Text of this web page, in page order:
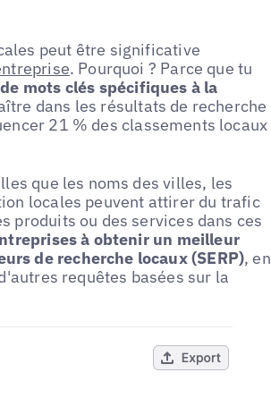
peut être significative
. Pourquoi ? Parce que tu
mots clés spécifiques à la
dans les résultats de recherche
21 % des classements locaux
que les noms des villes, les
locales peuvent attirer du trafic
produits ou des services dans ces
à obtenir un meilleur
de recherche locaux (SERP), en
requêtes basées sur la